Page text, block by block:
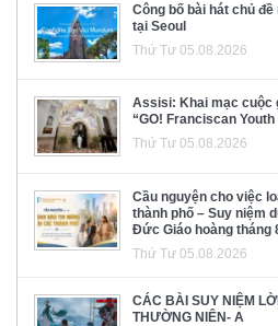
Công bố bài hát chủ
tại Seoul
Thứ Tư 05.08.2026
Assisi: Khai mạc cuộc
“GO! Franciscan Youth
Thứ Tư 05.08.2026
Cầu nguyện cho việc
thành phố – Suy niệm
Đức Giáo hoàng tháng
Thứ Tư 05.08.2026
CÁC BÀI SUY NIỆM
THƯỜNG NIÊN- A